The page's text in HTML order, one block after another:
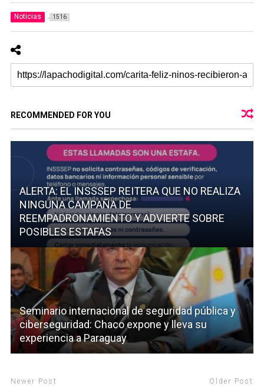
Noticias 1516
RECOMMENDED FOR YOU
ALERTA: EL INSSSEP REITERA QUE NO REALIZA
NINGUNA CAMPAÑA DE
REEMPADRONAMIENTO Y ADVIERTE SOBRE
POSIBLES ESTAFAS
Seminario internacional de seguridad pública y
ciberseguridad: Chaco expone y lleva su
experiencia a Paraguay
Newer Post Older Post